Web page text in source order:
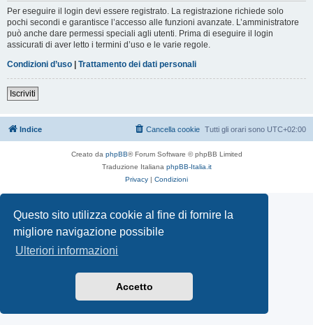
Questo sito utilizza cookie al fine di fornire la
migliore navigazione possibile
Ulteriori informazioni
Accetto
Per eseguire il login devi essere registrato. La registrazione richiede solo
pochi secondi e garantisce l’accesso alle funzioni avanzate. L’amministratore
può anche dare permessi speciali agli utenti. Prima di eseguire il login
assicurati di aver letto i termini d’uso e le varie regole.
Condizioni d’uso | Trattamento dei dati personali
Iscriviti
Indice Tutti gli orari sono UTC+02:00
Cancella cookie
Creato da phpBB® Forum Software © phpBB Limited
Traduzione Italiana phpBB-Italia.it
Privacy | Condizioni